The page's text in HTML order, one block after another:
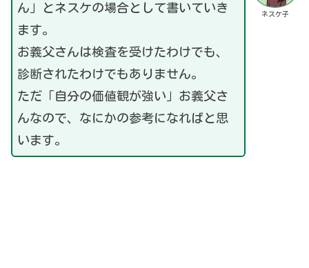
ネスケ子
ん」とネスケの場合として書いていき
ます。
お義父さんは検査を受けたわけでも、
診断されたわけでもありません。
ただ「自分の価値観が強い」お義父さ
んなので、なにかの参考になればと思
います。